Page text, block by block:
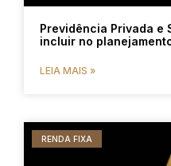
Previdência Privada e
incluir no
LEIA MAIS »
RENDA FIXA